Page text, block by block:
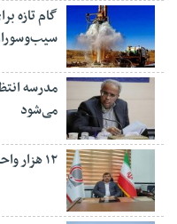
گام تازه
مدرسه
می‌شود
۱۲ هزار واحد خون، نیاز پنهان سیستان‌وبلوچستان